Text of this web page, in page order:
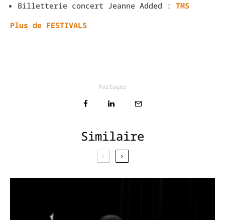
Billetterie concert Jeanne Added : TMS
Plus de FESTIVALS
Partager
Similaire